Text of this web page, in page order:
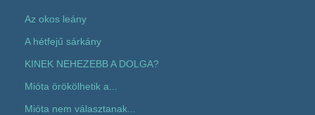
Az okos leány
A hétfejű sárkány
KINEK NEHEZEBB A DOLGA?
Mióta örökölhetik a...
Mióta nem választanak...